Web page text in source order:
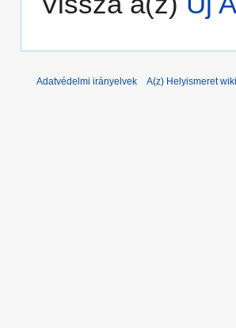
Adatvédelmi irányelvek A(z) Helyismeret